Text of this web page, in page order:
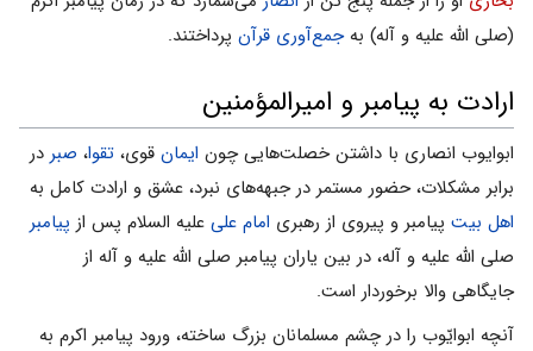
(صلی الله علیه و آله) بهجمع‌آوری قرآن پرداختند.
ارادت به پیامبر و امیرالمؤمنین
ابوایوب انصاری با داشتن خصلت‌هایی چون ایمان قوی، تقوا، صبر در
برابر مشکلات، حضور مستمر در جبهه‌های نبرد، عشق و ارادت کامل به
اهل بیت پیامبر و پیروی از رهبری امام علی علیه السلام پس از پیامبر
صلی الله علیه و آله، در بین یاران پیامبر صلی الله علیه و آله از
جایگاهی والا برخوردار است.
آنچه ابوایّوب را در چشم مسلمانان بزرگ ساخته، ورود پیامبر اکرم به